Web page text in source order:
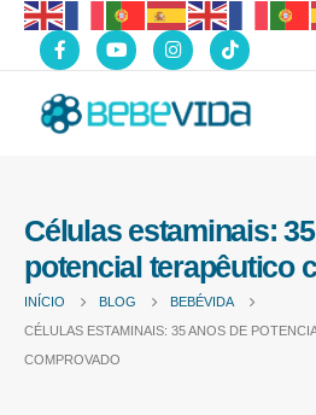
Células estaminais:
potencial terapêutico
INÍCIO BLOG
BEBÉVIDA
CÉLULAS ESTAMINAIS: 35 ANOS DE
COMPROVADO